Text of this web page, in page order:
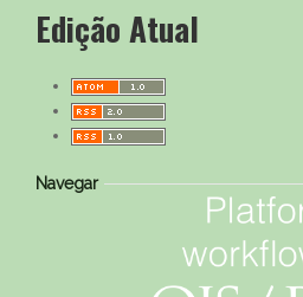
Edição Atual
Navegar